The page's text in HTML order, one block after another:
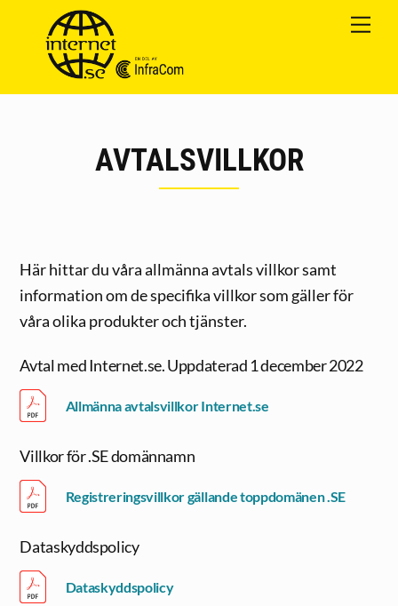
content
Cart
AVTALSVILLKOR
Här hittar du våra allmänna avtals villkor samt
information om de specifika villkor som gäller för
våra olika produkter och tjänster.
Avtal med Internet.se. Uppdaterad 1 december 2022
Allmänna avtalsvillkor Internet.se
Villkor för .SE domännamn
Registreringsvillkor gällande toppdomänen .SE
Dataskyddspolicy
Dataskyddspolicy